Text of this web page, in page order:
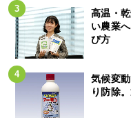
高温・
い農業
び方
気候変
り防除